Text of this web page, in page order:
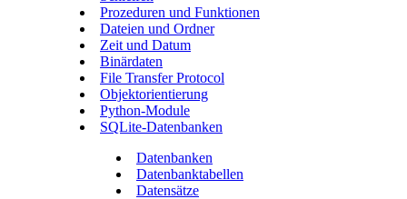
Prozeduren und Funktionen
Dateien und Ordner
Zeit und Datum
Binärdaten
File Transfer Protocol
Objektorientierung
Python-Module
SQLite-Datenbanken
Datenbanken
Datenbanktabellen
Datensätze